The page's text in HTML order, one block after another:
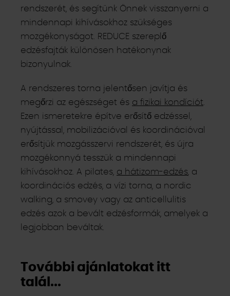
rendszerét, és segítünk Önnek visszanyerni a
mindennapi kihívásokhoz szükséges
mozgékonyságot. REDUCE szereplő
edzésfajták különösen hatékonynak
bizonyulnak.
A rendszeres torna jelentősen javítja és
megőrzi az egészséget és a fizikai kondíciót
Ezen ismeretekre építve erősítő edzéssel,
nyújtással, mobilizációval és koordinációval
erősítjük mozgásszervi rendszerét, és újra
mozgékonnyá tesszük a mindennapi
kihívásokhoz. A pilates, a hátizom-edzés , a
koordinációs edzés, a vízi torna, a nordic
walking, a smovey vagy az anticellulitis
edzés azok a bevált edzésformák, amelyek a
legjobban beváltak.
További ajánlatokat itt
talál...